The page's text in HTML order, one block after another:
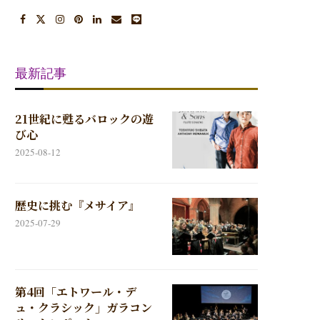
最新記事
21世紀に甦るバロックの遊
び心
2025-08-12
歴史に挑む『メサイア』
2025-07-29
第4回「エトワール・デ
ュ・クラシック」ガラコン